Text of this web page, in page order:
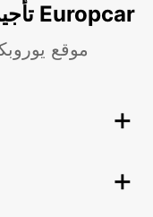
تأجير السيارات في أبو ظبي مع Europcar
موقع